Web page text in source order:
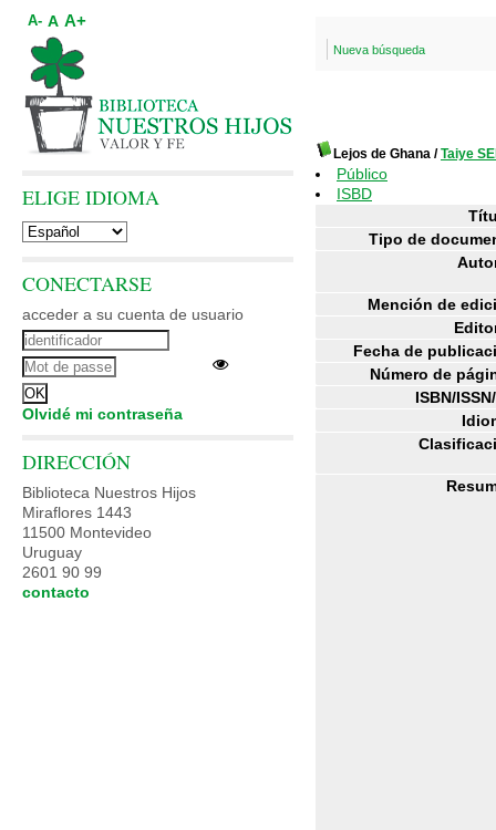
Nueva búsqueda
Lejos de Ghana /Taiye
Público
ISBD
Tipo de
Mención de
Fecha de
Número de
ISBN/
A- A A+
ELIGE IDIOMA
CONECTARSE
acceder a su cuenta de usuario
Olvidé mi contraseña
DIRECCIÓN
Biblioteca Nuestros Hijos
Miraflores 1443
11500 Montevideo
Uruguay
2601 90 99
contacto